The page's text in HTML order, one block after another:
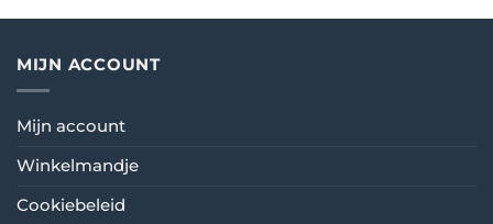
MIJN ACCOUNT
Mijn account
Winkelmandje
Cookiebeleid